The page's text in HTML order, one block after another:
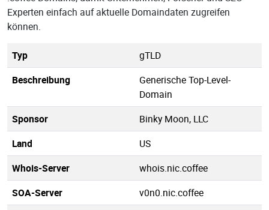
Experten einfach auf aktuelle Domaindaten zugreifen
können.
Typ
gTLD
Beschreibung
Generische Top-Level-
Domain
Sponsor
Binky Moon, LLC
Land
US
Whois-Server
whois.nic.coffee
SOA-Server
v0n0.nic.coffee